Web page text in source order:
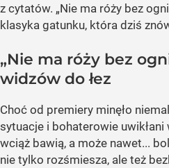
z cytatów. „Nie ma róży bez
klasyka gatunku, która dziś
„Nie ma róży bez
widzów do łez
Choć od premiery minęło
sytuacje i bohaterowie
wciąż bawią, a może nawet...
nie tylko rozśmiesza, ale też